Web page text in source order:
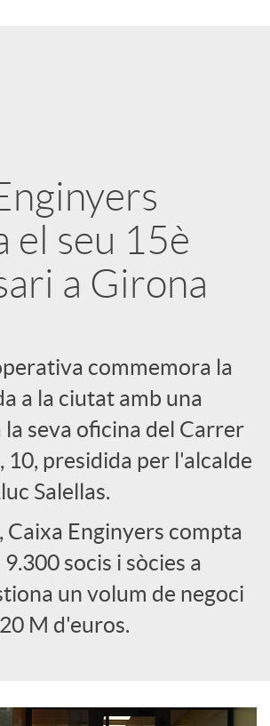
el seu 15è
a Girona
commemora la
a la ciutat amb una
la seva oficina del Carrer
10, presidida per l'alcalde
Salellas.
Enginyers compta
socis i sòcies a
un volum de negoci
M d'euros.